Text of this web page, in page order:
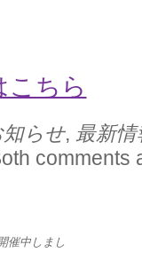
ちら
知らせ, 最新情
comments
催中しまし